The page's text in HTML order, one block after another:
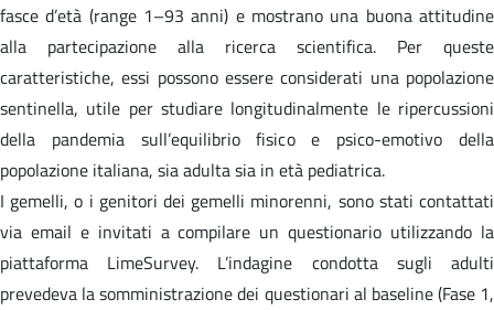
fasce d’età (range 1–93 anni) e mostrano una buona attitudine
alla partecipazione alla ricerca scientifica. Per queste
caratteristiche, essi possono essere considerati una popolazione
sentinella, utile per studiare longitudinalmente le ripercussioni
della pandemia sull’equilibrio fisico e psico-emotivo della
popolazione italiana, sia adulta sia in età pediatrica.
I gemelli, o i genitori dei gemelli minorenni, sono stati contattati
via email e invitati a compilare un questionario utilizzando la
piattaforma LimeSurvey. L’indagine condotta sugli adulti
prevedeva la somministrazione dei questionari al baseline (Fase 1,